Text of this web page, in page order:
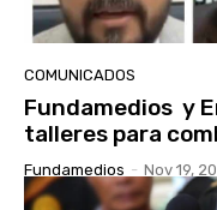
COMUNICADOS
Fundamedios y
talleres para
Fundamedios - Nov 19,